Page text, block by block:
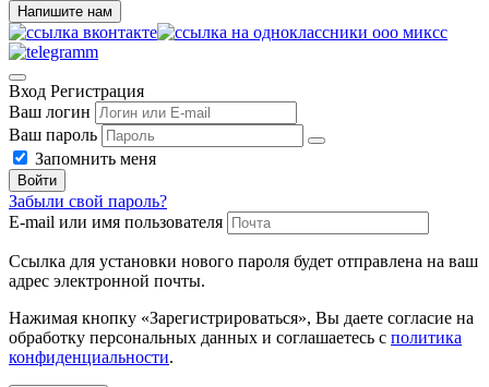
Напишите нам
Вход Регистрация
Ваш логин
Ваш пароль
Запомнить меня
Войти
Забыли свой пароль?
E-mail или имя пользователя
Ссылка для установки нового пароля будет отправлена ​​на ваш
адрес электронной почты.
Нажимая кнопку «Зарегистрироваться», Вы даете согласие на
обработку персональных данных и соглашаетесь с политика
конфиденциальности.